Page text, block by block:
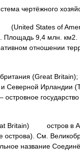
чертёжного
States of
9,4 млн. км2.
отношении
(Great
Северной Ирландии
Britain) остров в
острова). См.
название